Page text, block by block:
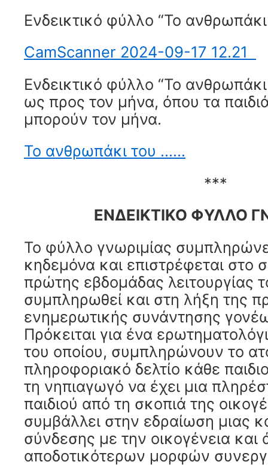
Ενδεικτικό φύλλο “Το
CamScanner 2024-09-17 12.21
Ενδεικτικό φύλλο “Το
ως προς τον μήνα, όπου τα
μπορούν τον μήνα.
Το ανθρωπάκι του ……
***
ΕΝΔΕΙΚΤΙΚΟ ΦΥΛΛΟ
Το φύλλο γνωριμίας
κηδεμόνα και επιστρέφεται στο
πρώτης εβδομάδας λειτουργίας
συμπληρωθεί και στη λήξη της
ενημερωτικής συνάντησης
Πρόκειται για ένα
του οποίου, συμπληρώνουν το
πληροφοριακό δελτίο κάθε
τη νηπιαγωγό να έχει μια
παιδιού από τη σκοπιά της
συμβάλλει στην εδραίωση μιας
σύνδεσης με την οικογένεια
αποδοτικότερων μορφών